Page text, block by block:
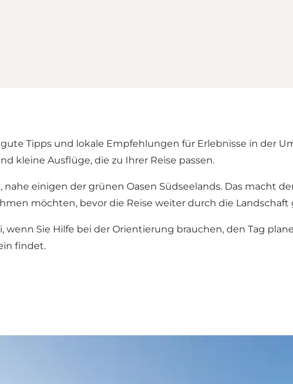
Tipps und lokale Empfehlungen für Erlebnisse in der
kleine Ausflüge, die zu Ihrer Reise passen.
einigen der grünen Oasen Südseelands. Das macht
möchten, bevor die Reise weiter durch die Landschaft
wenn Sie Hilfe bei der Orientierung brauchen, den Tag
findet.